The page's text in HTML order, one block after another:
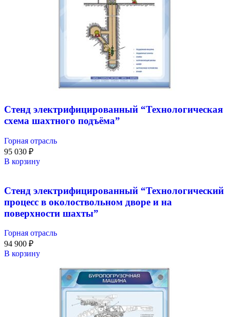
Стенд электрифицированный “Технологическая
схема шахтного подъёма”
Горная отрасль
95 030 ₽
В корзину
Стенд электрифицированный “Технологический
процесс в околоствольном дворе и на
поверхности шахты”
Горная отрасль
94 900 ₽
В корзину